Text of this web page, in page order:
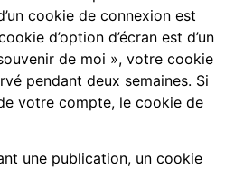
cookie de connexion est
d’option d’écran est d’un
de moi », votre cookie
pendant deux semaines. Si
votre compte, le cookie de
une publication, un cookie